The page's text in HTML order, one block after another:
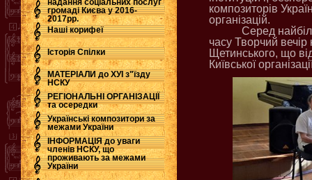
надання соціальних послуг
громаді Києва у 2016-
2017рр.
.
Наші корифеї
Історія Спілки
МАТЕРІАЛИ до ХУІ з"їзду
НСКУ
РЕГІОНАЛЬНІ ОРГАНІЗАЦІЇ
та осередки
Українські композитори за
межами України
ІНФОРМАЦІЯ до уваги
членів НСКУ, що
проживають за межами
України
композиторів
організацій.
Серед
часу Творчий
Щетинського, що
Київської